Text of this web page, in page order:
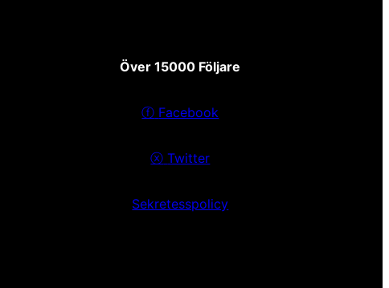
Över 15000 Följare
ⓕ Facebook
ⓧ Twitter
Sekretesspolicy